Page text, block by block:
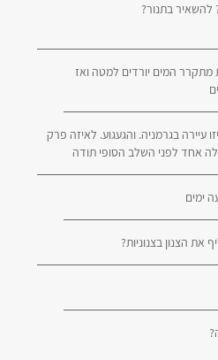
להשאיר בתנור?
המים יורדים למטה ואז
עיירה בגרמניה. והגעגוע. לאיזה פרק
אחד לפני השלב הסופי תודה
ימים
הצנון בצנוניות?